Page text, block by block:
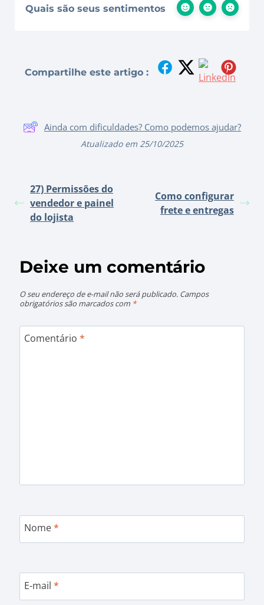
Quais são seus sentimentos
Compartilhe este artigo :
Ainda com dificuldades? Como podemos ajudar?
Atualizado em 25/10/2025
27) Permissões do
vendedor e painel
do lojista
Como configurar
frete e entregas
Deixe um comentário
O seu endereço de e-mail não será publicado. Campos
obrigatórios são marcados com *
Comentário *
Nome*
E-mail *